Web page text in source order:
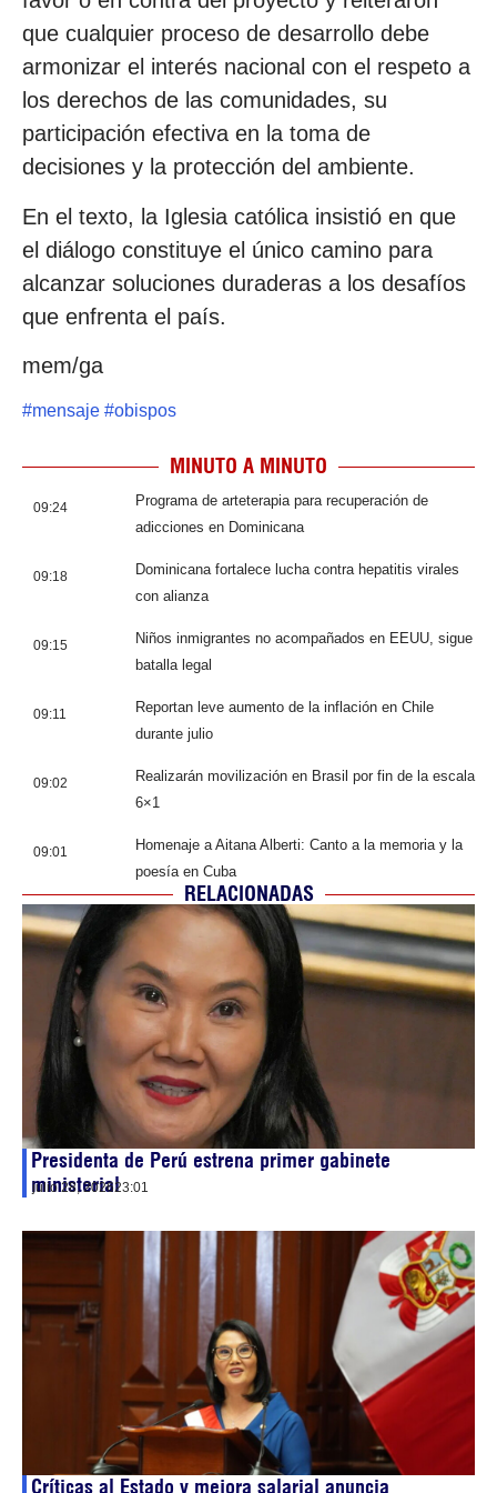
que cualquier proceso de desarrollo debe
armonizar el interés nacional con el respeto a
los derechos de las comunidades, su
participación efectiva en la toma de
decisiones y la protección del ambiente.
En el texto, la Iglesia católica insistió en que
el diálogo constituye el único camino para
alcanzar soluciones duraderas a los desafíos
que enfrenta el país.
mem/ga
#mensaje #obispos
MINUTO A MINUTO
09:24
Programa de arteterapia para recuperación de
adicciones en Dominicana
09:18
Dominicana fortalece lucha contra hepatitis virales
con alianza
09:15
Niños inmigrantes no acompañados en EEUU, sigue
batalla legal
09:11
Reportan leve aumento de la inflación en Chile
durante julio
09:02
Realizarán movilización en Brasil por fin de la escala
6×1
09:01
Homenaje a Aitana Alberti: Canto a la memoria y la
poesía en Cuba
RELACIONADAS
Presidenta de Perú estrena primer gabinete
ministerial
julio 28, 202623:01
Críticas al Estado y mejora salarial anuncia